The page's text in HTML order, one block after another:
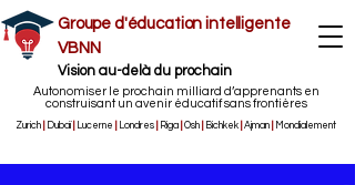
Groupe d'éducation intelligente
VBNN
Vision au-delà du prochain
Autonomiser le prochain milliard d’apprenants en
construisant un avenir éducatif sans frontières
Zurich Dubaï Lucerne Londres Riga Osh Bichkek Ajman Mondialement